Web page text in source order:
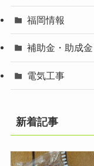
福岡情報
補助金・助成金
電気工事
新着記事